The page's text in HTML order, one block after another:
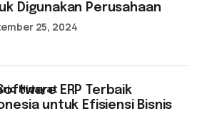
Digunakan Perusahaan
25, 2024
ERP Terbaik
untuk Efisiensi Bisnis
Hidayat